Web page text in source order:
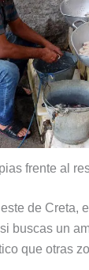
frente al
de Creta,
buscas un
que otras